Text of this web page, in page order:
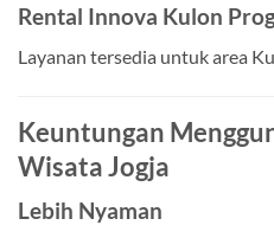
Rental Innova Kulon
Layanan tersedia untuk area
Keuntungan
Wisata Jogja
Lebih Nyaman